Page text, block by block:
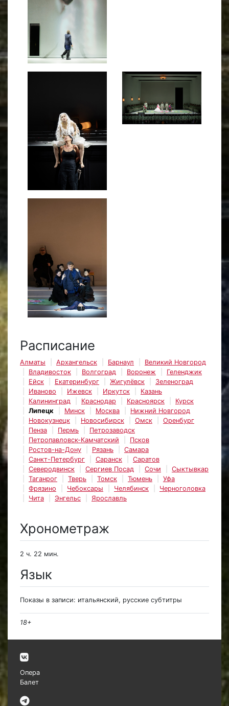
Расписание
Алматы Архангельск Барнаул
Великий Новгород
Владивосток
Волгоград Воронеж
Геленджик
Ейск
Екатеринбург Жигулёвск
Зеленоград
Иваново
Ижевск Иркутск
Казань
Калининград
Краснодар Красноярск
Курск
Липецк
Минск Москва
Нижний Новгород
Новокузнецк
Новосибирск Омск
Оренбург
Пенза
Пермь
Петрозаводск
Петропавловск-Камчатский
Псков
Ростов-на-Дону
Рязань
Самара
Санкт-Петербург
Саранск
Саратов
Северодвинск
Сергиев Посад Сочи
Сыктывкар
Таганрог
Тверь Томск Тюмень
Уфа
Фрязино
Чебоксары Челябинск
Черноголовка
Чита
Энгельс Ярославль
Хронометраж
2 ч. 22 мин.
Язык
Показы в записи: итальянский, русские субтитры
18+
Опера
Балет